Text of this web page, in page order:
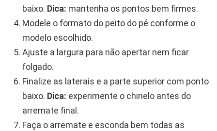
baixo. Dica: mantenha os pontos bem firmes.
Modele o formato do peito do pé conforme o
modelo escolhido.
Ajuste a largura para não apertar nem ficar
folgado.
Finalize as laterais e a parte superior com ponto
baixo. Dica: experimente o chinelo antes do
arremate final.
Faça o arremate e esconda bem todas as